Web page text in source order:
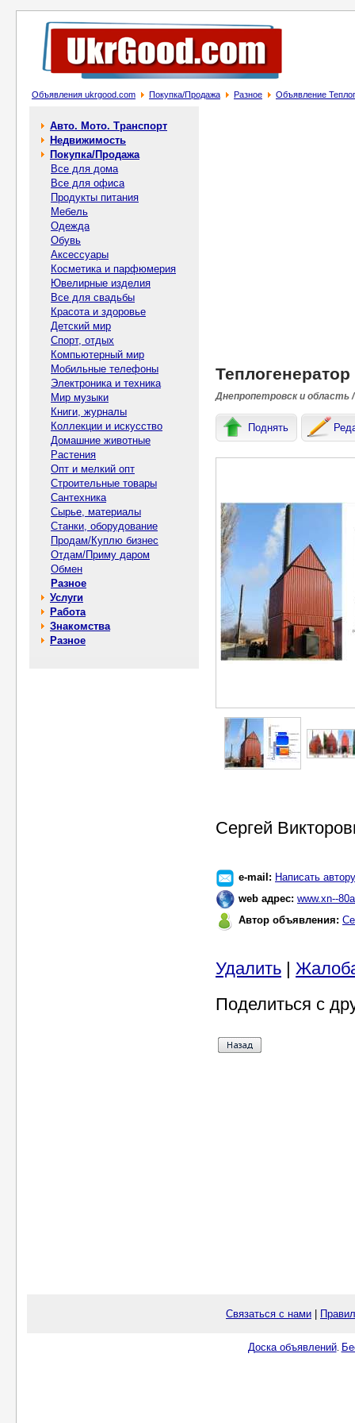
Объявления ukrgood.com Покупка/Продажа Разное Объявление
Авто. Мото. Транспорт
Недвижимость
Покупка/Продажа
Все для дома
Все для офиса
Продукты питания
Мебель
Одежда
Обувь
Аксессуары
Косметика и парфюмерия
Ювелирные изделия
Все для свадьбы
Красота и здоровье
Детский мир
Спорт, отдых
Компьютерный мир
Мобильные телефоны
Электроника и техника
Мир музыки
Книги, журналы
Коллекции и искусство
Домашние животные
Растения
Опт и мелкий опт
Строительные товары
Сантехника
Сырье, материалы
Станки, оборудование
Продам/Куплю бизнес
Отдам/Приму даром
Обмен
Разное
Услуги
Работа
Знакомства
Разное
Днепропетровск и область
Поднять
Сергей
e-mail: Написать автору
web адрес: www.xn--
Автор объявления:
Удалить |
Поделиться с
Связаться с нами
Доска объявлений.